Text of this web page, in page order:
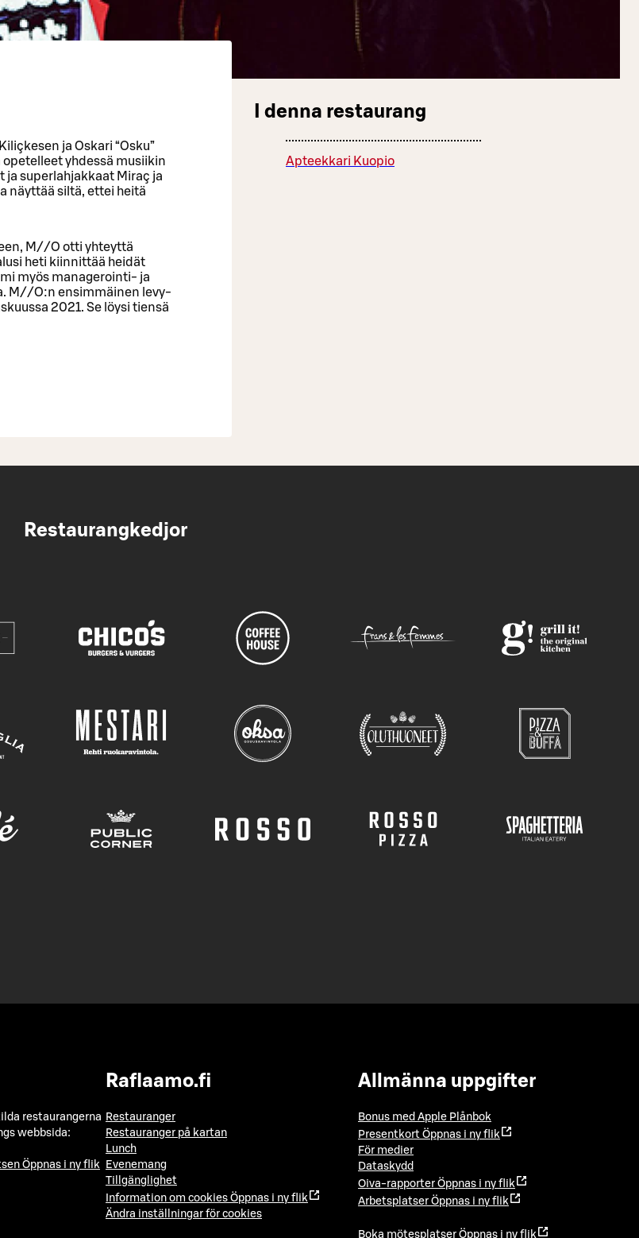
ja Oskari “Osku”
yhdessä musiikin
ja superlahjakkaat Miraç ja
näyttää siltä, ettei heitä
M//O otti yhteyttä
heti kiinnittää heidät
myös managerointi- ja
M//O:n ensimmäinen levy-
2021. Se löysi tiensä
I denna restaurang
Apteekkari Kuopio
Restaurangkedjor
restaurangerna
webbsida:
Öppnas i ny flik
Raflaamo.fi
Restauranger
Restauranger på kartan
Lunch
Evenemang
Tillgänglighet
Information om cookies Öppnas i ny flik
Ändra inställningar för cookies
Allmänna uppgifter
Bonus med Apple Plånbok
Presentkort Öppnas i ny flik
För medier
Dataskydd
Oiva-rapporter Öppnas i ny flik
Arbetsplatser Öppnas i ny flik
Boka mötesplatser Öppnas i ny flik